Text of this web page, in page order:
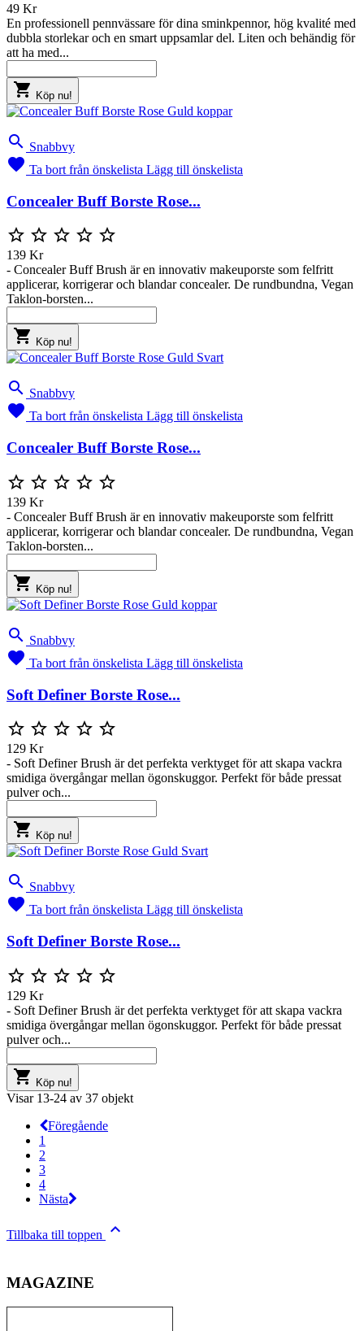
49 Kr
En professionell pennvässare för dina sminkpennor, hög kvalité med
dubbla storlekar och en smart uppsamlar del. Liten och behändig för
att ha med...
 Köp nu!
 Snabbvy
 Ta bort från önskelista Lägg till önskelista
Concealer Buff Borste Rose...
    
139 Kr
- Concealer Buff Brush är en innovativ makeuporste som felfritt
applicerar, korrigerar och blandar concealer. De rundbundna, Vegan
Taklon-borsten...
 Köp nu!
 Snabbvy
 Ta bort från önskelista Lägg till önskelista
Concealer Buff Borste Rose...
    
139 Kr
- Concealer Buff Brush är en innovativ makeuporste som felfritt
applicerar, korrigerar och blandar concealer. De rundbundna, Vegan
Taklon-borsten...
 Köp nu!
 Snabbvy
 Ta bort från önskelista Lägg till önskelista
Soft Definer Borste Rose...
    
129 Kr
- Soft Definer Brush är det perfekta verktyget för att skapa vackra
smidiga övergångar mellan ögonskuggor. Perfekt för både pressat
pulver och...
 Köp nu!
 Snabbvy
 Ta bort från önskelista Lägg till önskelista
Soft Definer Borste Rose...
    
129 Kr
- Soft Definer Brush är det perfekta verktyget för att skapa vackra
smidiga övergångar mellan ögonskuggor. Perfekt för både pressat
pulver och...
 Köp nu!
Visar 13-24 av 37 objekt
Föregående
1
2
3
4
Nästa
Tillbaka till toppen 
MAGAZINE